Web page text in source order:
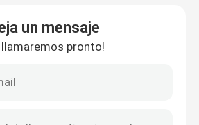
un mensaje
llamaremos pronto!